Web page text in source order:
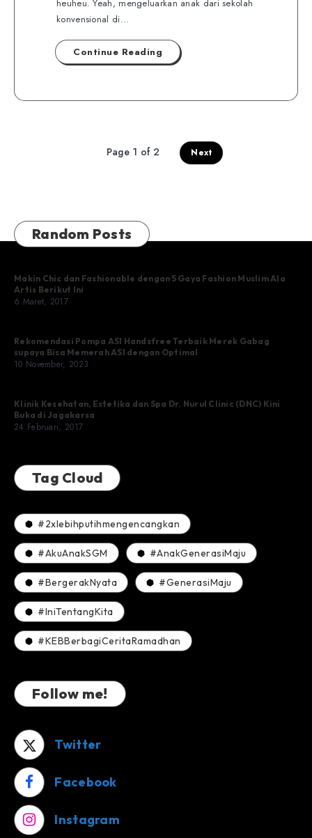
heuheu. Yeah, mengeluarkan anak dari sekolah
konvensional di…
Continue Reading
Page 1 of 2 Next
Random Posts
Makin Chic dan Fashionable dengan 5 Gaya Fashion Muslim Ala
Artis Berikut Ini
6 Maret, 2017
Rekomendasi Pompa ASI Handsfree Terbaik Merek Gabag
supaya Bisa Memerah ASI dengan Optimal
10 November, 2023
Klinik Kesehatan, Estetika dan Spa Dr. Nurul Clinic (DNC) Kini
Buka di Jagakarsa
24 Februari, 2017
Tag Cloud
#2xlebihputihmengencangkan
#AkuAnakSGM #AnakGenerasiMaju
#BergerakNyata #GenerasiMaju
#IniTentangKita
#KEBBerbagiCeritaRamadhan
Follow me!
Twitter
Facebook
Instagram